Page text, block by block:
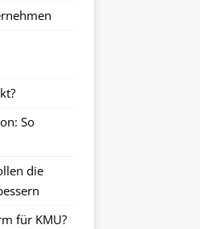
So
die
für KMU?